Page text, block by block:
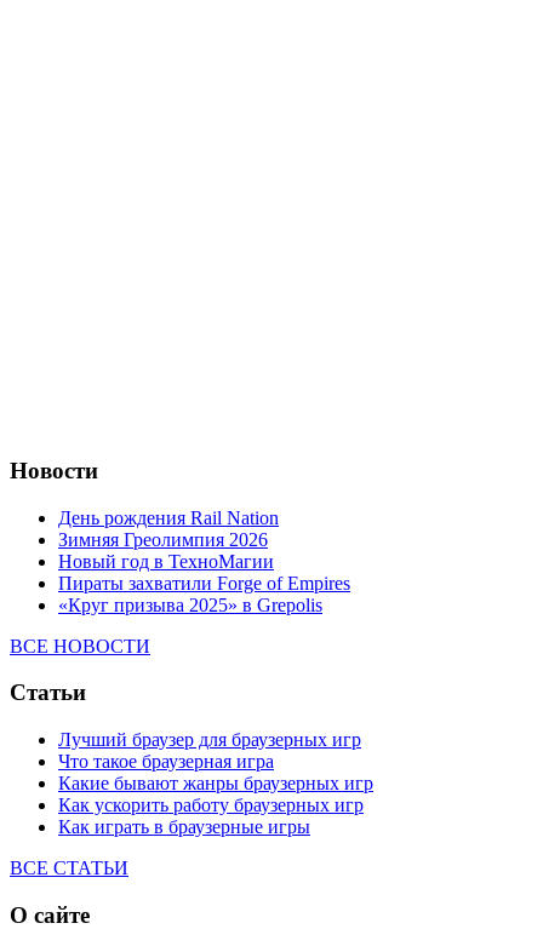
Новости
День рождения Rail Nation
Зимняя Греолимпия 2026
Новый год в ТехноМагии
Пираты захватили Forge of Empires
«Круг призыва 2025» в Grepolis
ВСЕ НОВОСТИ
Статьи
Лучший браузер для браузерных игр
Что такое браузерная игра
Какие бывают жанры браузерных игр
Как ускорить работу браузерных игр
Как играть в браузерные игры
ВСЕ СТАТЬИ
О сайте